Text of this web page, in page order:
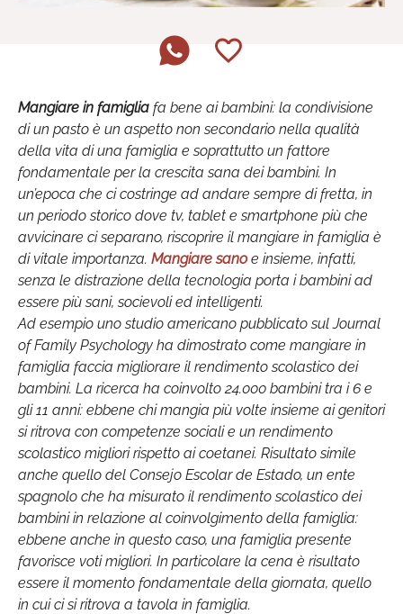
Mangiare in famiglia fa bene ai bambini: la condivisione
di un pasto è un aspetto non secondario nella qualità
della vita di una famiglia e soprattutto un fattore
fondamentale per la crescita sana dei bambini. In
un’epoca che ci costringe ad andare sempre di fretta, in
un periodo storico dove tv, tablet e smartphone più che
avvicinare ci separano, riscoprire il mangiare in famiglia è
di vitale importanza. Mangiare sanoe insieme, infatti,
senza le distrazione della tecnologia porta i bambini ad
essere più sani, socievoli ed intelligenti.
Ad esempio uno studio americano pubblicato sul Journal
of Family Psychology ha dimostrato come mangiare in
famiglia faccia migliorare il rendimento scolastico dei
bambini. La ricerca ha coinvolto 24.000 bambini tra i 6 e
gli 11 anni: ebbene chi mangia più volte insieme ai genitori
si ritrova con competenze sociali e un rendimento
scolastico migliori rispetto ai coetanei. Risultato simile
anche quello del Consejo Escolar de Estado, un ente
spagnolo che ha misurato il rendimento scolastico dei
bambini in relazione al coinvolgimento della famiglia:
ebbene anche in questo caso, una famiglia presente
favorisce voti migliori. In particolare la cena è risultato
essere il momento fondamentale della giornata, quello
in cui ci si ritrova a tavola in famiglia.